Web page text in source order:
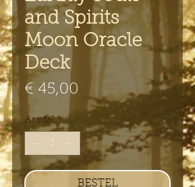
and Spirits
Moon Oracle
Deck
€ 45,00
Aantal *
BESTEL